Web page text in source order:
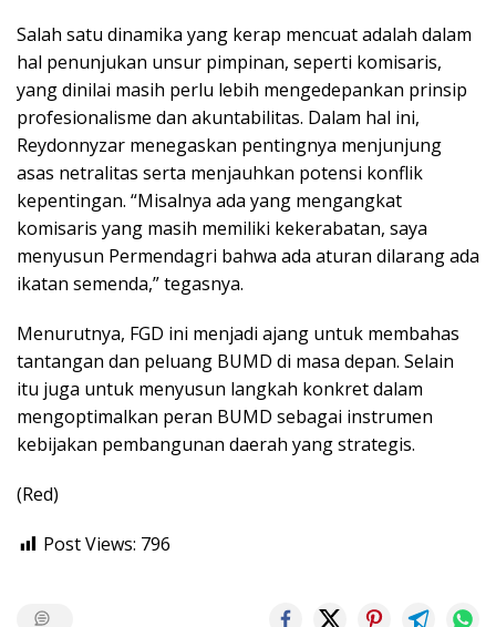
Salah satu dinamika yang kerap mencuat adalah dalam
hal penunjukan unsur pimpinan, seperti komisaris,
yang dinilai masih perlu lebih mengedepankan prinsip
profesionalisme dan akuntabilitas. Dalam hal ini,
Reydonnyzar menegaskan pentingnya menjunjung
asas netralitas serta menjauhkan potensi konflik
kepentingan. “Misalnya ada yang mengangkat
komisaris yang masih memiliki kekerabatan, saya
menyusun Permendagri bahwa ada aturan dilarang ada
ikatan semenda,” tegasnya.
Menurutnya, FGD ini menjadi ajang untuk membahas
tantangan dan peluang BUMD di masa depan. Selain
itu juga untuk menyusun langkah konkret dalam
mengoptimalkan peran BUMD sebagai instrumen
kebijakan pembangunan daerah yang strategis.
(Red)
Post Views: 796